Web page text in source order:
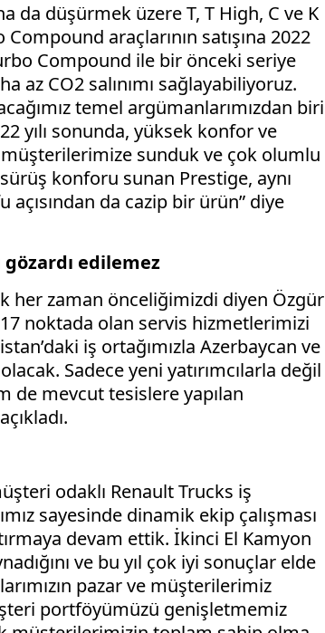
da düşürmek üzere T, T High, C ve K
araçlarının satışına 2022
Compound ile bir önceki seriye
az CO2 salınımı sağlayabiliyoruz.
temel argümanlarımızdan biri
yılı sonunda, yüksek konfor ve
sunduk ve çok olumlu
konforu sunan Prestige, aynı
da cazip bir ürün” diye
gözardı edilemez
her zaman önceliğimizdi diyen Özgür
17 noktada olan servis hizmetlerimizi
iş ortağımızla Azerbaycan ve
Sadece yeni yatırımcılarla değil
de mevcut tesislere yapılan
odaklı Renault Trucks iş
sayesinde dinamik ekip çalışması
devam ettik. İkinci El Kamyon
ve bu yıl çok iyi sonuçlar elde
pazar ve müşterilerimiz
portföyümüzü genişletmemiz